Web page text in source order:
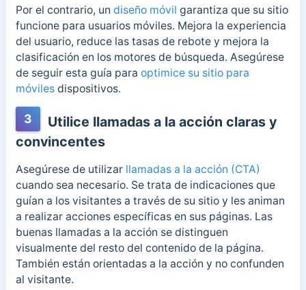
Por el contrario, un diseño móvil garantiza que su sitio
funcione para usuarios móviles. Mejora la experiencia
del usuario, reduce las tasas de rebote y mejora la
clasificación en los motores de búsqueda. Asegúrese
de seguir esta guía para optimice su sitio para
móvilesdispositivos.
3
Utilice llamadas a la acción claras y
convincentes
Asegúrese de utilizar llamadas a la acción (CTA)
cuando sea necesario. Se trata de indicaciones que
guían a los visitantes a través de su sitio y les animan
a realizar acciones específicas en sus páginas. Las
buenas llamadas a la acción se distinguen
visualmente del resto del contenido de la página.
También están orientadas a la acción y no confunden
al visitante.